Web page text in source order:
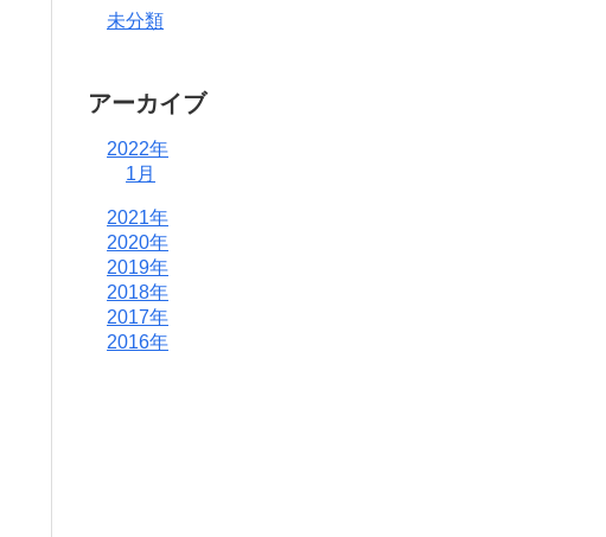
未分類
アーカイブ
2022年
1月
2021年
2020年
2019年
2018年
2017年
2016年